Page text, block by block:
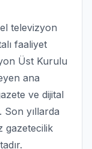
televizyon
faaliyet
Üst Kurulu
ana
ve dijital
Son yıllarda
gazetecilik